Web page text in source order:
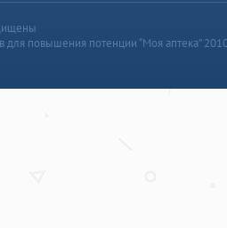
для повышения потенции “Моя аптека”